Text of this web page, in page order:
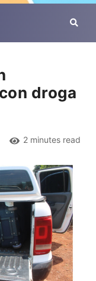
droga
2 minutes read